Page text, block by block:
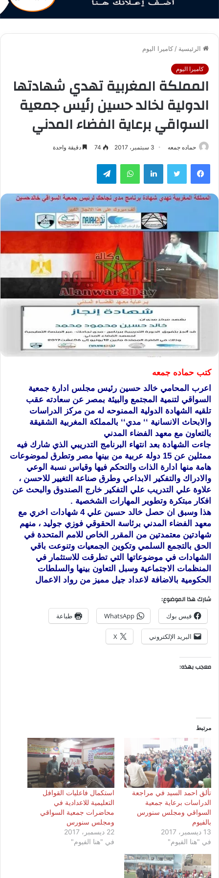
الرئيسية / كاميرا اليوم
كاميرا اليوم
المملكة المغربية تهدي شهادتها
الدولية لخالد حسين رئيس جمعية
السواقي برعاية الفضاء المدني
حماده جمعه 3 سبتمبر، 2017 74 دقيقة واحدة
فيسبوك تويتر لينكدإن واتساب تيلقرام
كتب حماده جمعه
اعرب المحامي خالد حسين رئيس مجلس ادارة جمعية
السواقي لتنمية المجتمع والبيئة بمصر عن سعادته عقب
تلقيه الشهادة الدولية الممنوحه له من مركز الدراسات
والابحاث الانسانية ‘‘ مدي‘‘ بالمملكة المغربية الشقيقة
بالتعاون مع معهد الفضاء المدني
جاءت الشهادة بعد انتهاء البرنامج التدريبي الذي شارك فيه
ممثلين عن 15 دولة عربية من بينها مصر وتطرق لموضوعات
هامة منها ادارة الذات والتحكم فيها وقياس نسبة الوعي
والادراك والتفكير الابداعي وطرق صناعة التغيير للاحسن ،
علاوة علي التدريب علي التفكير خارج الصندوق والبحث عن
افكار مبتكرة وتطوير المهارات الشخصية .
هذا وسبق ان حصل خالد حسين علي 4 شهادات اخري مع
معهد الفضاء المدني برئاسة الحقوقي فوزي جوليد ، منهم
شهادتين معتمدتين من المقرر الخاص للامم المتحدة في
الحق بالتجمع السلمي وتكوين الجمعيات وتنوعت باقي
الشهادات في موضوعاتها التي تطرقت للاستثمار في
المنظمات الاجتماعية وسبل التعاون بينها والسلطات
الحكومية بالاضافة لاعداد جيل مميز من رواد الاعمال
شارك هذا الموضوع:
فيس بوك WhatsApp طباعة
البريد الإلكتروني X
معجب بهذه:
مرتبط
تألق احمد السيد في مراجعة
الدراسات برعاية جمعية
السواقي ومجلس سنورس
بالفيوم
13 ديسمبر، 2017
في "هنا الفيوم"
استكمال فاعليات القوافل
التعليمية للاعدادية في
محاضرات جمعية السواقي
ومجلس سنورس
22 ديسمبر، 2017
في "هنا الفيوم"